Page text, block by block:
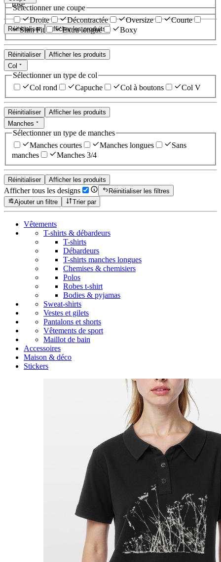
rose
Réinitialiser Afficher les produits
Sélectionner une coupe
Droite
Décontractée Oversize
Courte
Slim Fit
Extra longue Boxy
Réinitialiser
Afficher les produits
Col
Sélectionner un type de col
Col rond
Capuche Col à boutons Col V
Réinitialiser
Afficher les produits
Manches
Sélectionner un type de manches
Manches courtes
Manches longues
Sans
manches
Manches 3/4
Réinitialiser Afficher les produits
Afficher tous les designs
Réinitialiser les filtres
Ajouter un filtre
Trier par
Vêtements
T-shirts & débardeurs
T-shirts
Débardeurs
T-shirts manches longues
Chemises & chemisiers
Polos
Robes t-shirt
Bodies & pyjamas
Sweat-shirts
Vestes et gilets
Pantalons et shorts
Vêtements de sport
Maillot de bain
Accessoires
Maison & déco
Stickers